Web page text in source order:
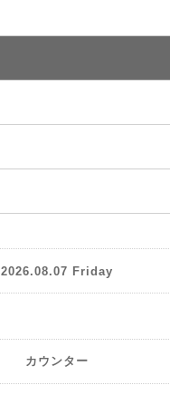
2026.08.07 Friday
カウンター